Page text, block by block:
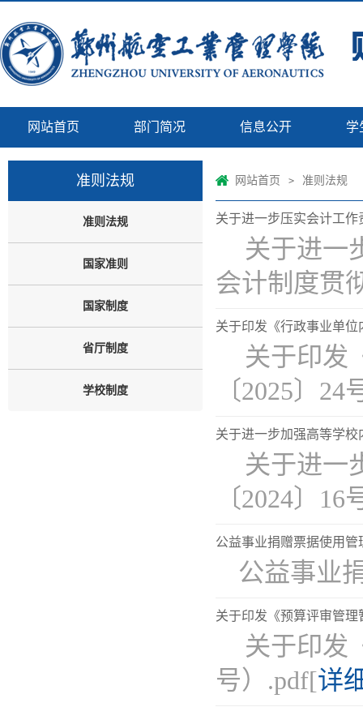
网站首页 部门简况 信息公开 学
准则法规
准则法规
国家准则
国家制度
省厅制度
学校制度
网站首页 > 准则法规
关于进一步压实会计工
关于进一
会计制度贯
关于印发《行政事业单位
关于印发
〔2025〕24
关于进一步加强高等学校
关于进一
〔2024〕16
公益事业捐赠票据使用管
公益事业
关于印发《预算评审管理
关于印发
号）.pdf[详